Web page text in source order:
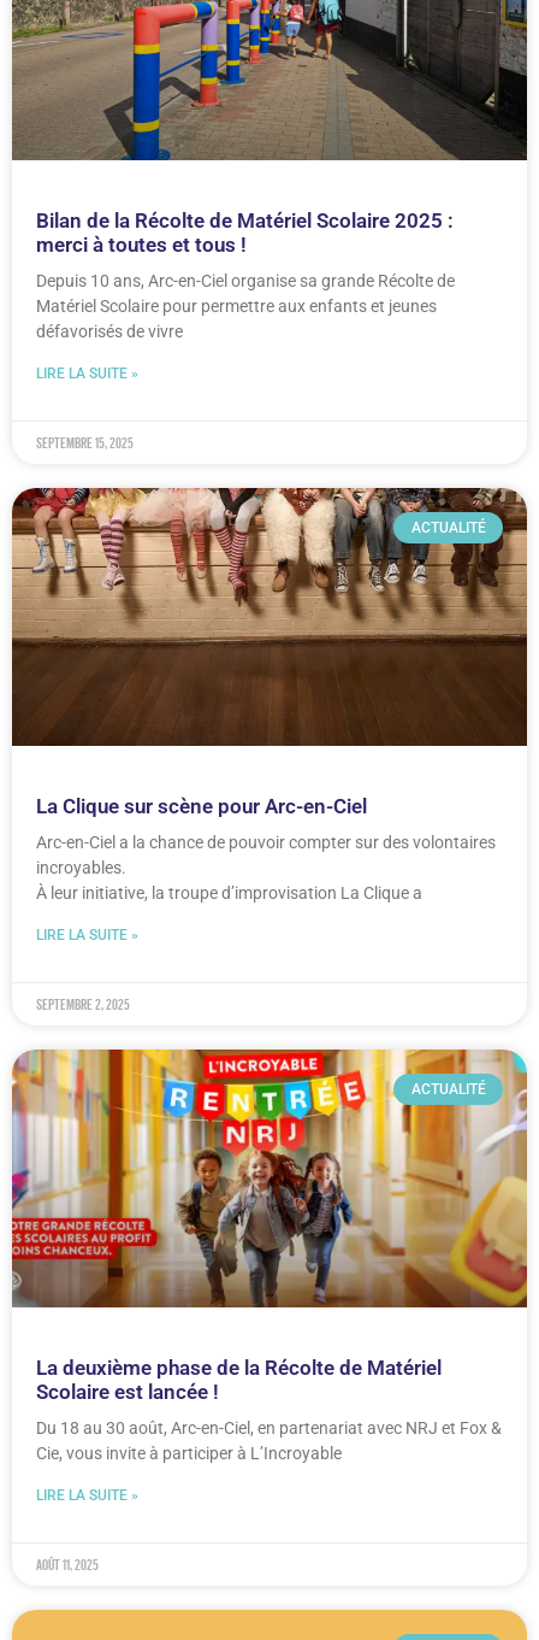
Bilan de la Récolte de Matériel Scolaire 2025 :
merci à toutes et tous !
Depuis 10 ans, Arc-en-Ciel organise sa grande Récolte de
Matériel Scolaire pour permettre aux enfants et jeunes
défavorisés de vivre
LIRE LA SUITE »
septembre 15, 2025
ACTUALITÉ
La Clique sur scène pour Arc-en-Ciel
Arc-en-Ciel a la chance de pouvoir compter sur des volontaires
incroyables.
À leur initiative, la troupe d’improvisation La Clique a
LIRE LA SUITE »
septembre 2, 2025
ACTUALITÉ
La deuxième phase de la Récolte de Matériel
Scolaire est lancée !
Du 18 au 30 août, Arc-en-Ciel, en partenariat avec NRJ et Fox &
Cie, vous invite à participer à L’Incroyable
LIRE LA SUITE »
août 11, 2025